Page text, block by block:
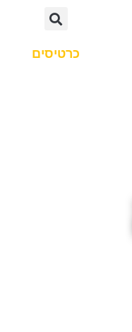
כרטיסים